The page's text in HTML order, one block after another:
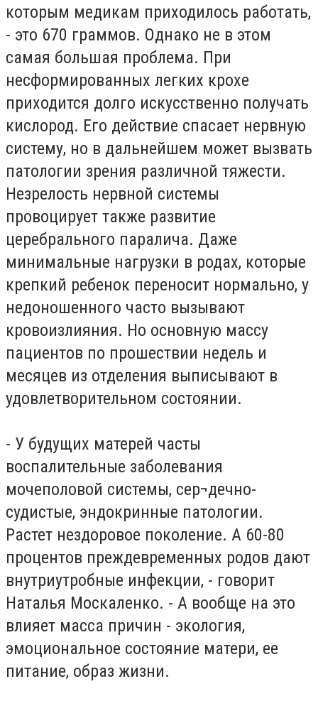
которым медикам приходилось работать,
- это 670 граммов. Однако не в этом
самая большая проблема. При
несформированных легких крохе
приходится долго искусственно получать
кислород. Его действие спасает нервную
систему, но в дальнейшем может вызвать
патологии зрения различной тяжести.
Незрелость нервной системы
провоцирует также развитие
церебрального паралича. Даже
минимальные нагрузки в родах, которые
крепкий ребенок переносит нормально, у
недоношенного часто вызывают
кровоизлияния. Но основную массу
пациентов по прошествии недель и
месяцев из отделения выписывают в
удовлетворительном состоянии.
- У будущих матерей часты
воспалительные заболевания
мочеполовой системы, сер¬дечно-
судистые, эндокринные патологии.
Растет нездоровое поколение. А 60-80
процентов преждевременных родов дают
внутриутробные инфекции, - говорит
Наталья Москаленко. - А вообще на это
влияет масса причин - экология,
эмоциональное состояние матери, ее
питание, образ жизни.